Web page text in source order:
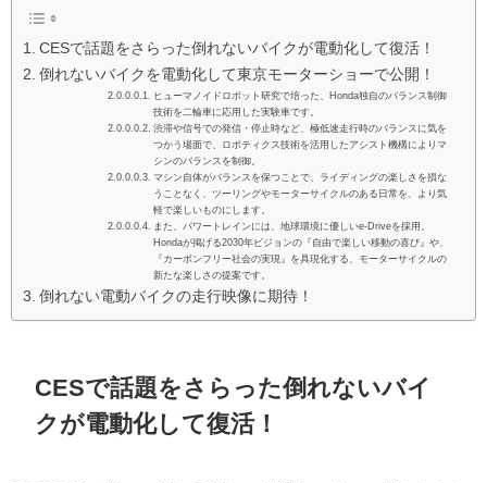
CESで話題をさらった倒れないバイクが電動化して復活！
倒れないバイクを電動化して東京モーターショーで公開！
ヒューマノイドロボット研究で培った、Honda独自のバランス制御
技術を二輪車に応用した実験車です。
渋滞や信号での発信・停止時など、極低速走行時のバランスに気を
つかう場面で、ロボティクス技術を活用したアシスト機構によりマ
シンのバランスを制御。
マシン自体がバランスを保つことで、ライディングの楽しさを損な
うことなく、ツーリングやモーターサイクルのある日常を、より気
軽で楽しいものにします。
また、パワートレインには、地球環境に優しいe-Driveを採用。
Hondaが掲げる2030年ビジョンの『自由で楽しい移動の喜び』や、
『カーボンフリー社会の実現』を具現化する、モーターサイクルの
新たな楽しさの提案です。
倒れない電動バイクの走行映像に期待！
CESで話題をさらった倒れないバイ
クが電動化して復活！